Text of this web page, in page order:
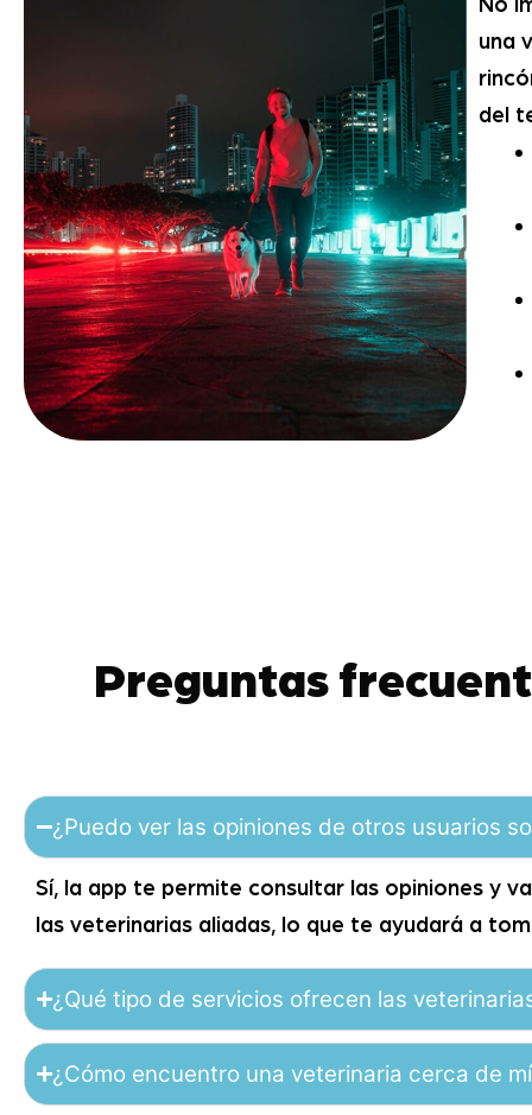
No
una
del
Preguntas
¿Puedo ver las opiniones de otros usuarios
Sí, la app te permite consultar las opiniones y
las veterinarias aliadas, lo que te ayudará a
¿Qué tipo de servicios ofrecen las
¿Cómo encuentro una veterinaria cerca de